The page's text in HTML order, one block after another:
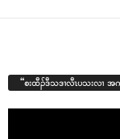
“စးထီၣ်ဒီသဒၢလီၤပသးလၢ